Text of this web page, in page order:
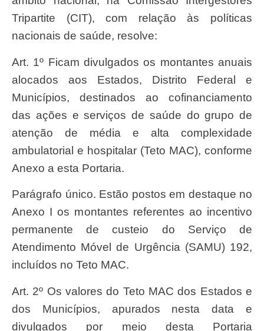
Tripartite (CIT), com relação às políticas
nacionais de saúde, resolve:
Art. 1º Ficam divulgados os montantes anuais
alocados aos Estados, Distrito Federal e
Municípios, destinados ao cofinanciamento
das ações e serviços de saúde do grupo de
atenção de média e alta complexidade
ambulatorial e hospitalar (Teto MAC), conforme
Anexo a esta Portaria.
Parágrafo único. Estão postos em destaque no
Anexo I os montantes referentes ao incentivo
permanente de custeio do Serviço de
Atendimento Móvel de Urgência (SAMU) 192,
incluídos no Teto MAC.
Art. 2º Os valores do Teto MAC dos Estados e
dos Municípios, apurados nesta data e
divulgados por meio desta Portaria